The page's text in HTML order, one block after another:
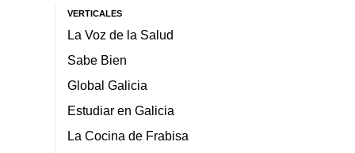
VERTICALES
La Voz de la Salud
Sabe Bien
Global Galicia
Estudiar en Galicia
La Cocina de Frabisa